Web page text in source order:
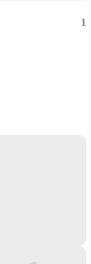
1